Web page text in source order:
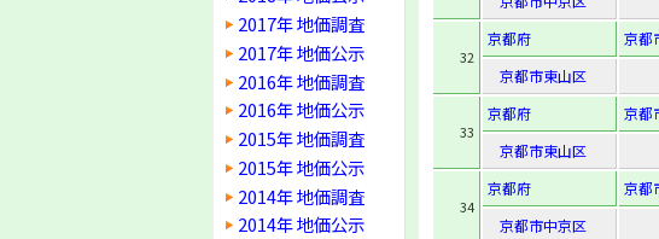
2017年 地価調査
2017年 地価公示
2016年 地価調査
2016年 地価公示
2015年 地価調査
2015年 地価公示
2014年 地価調査
2014年 地価公示
32
京都府
京都
京都市東山区
33
京都府
京都
京都市東山区
34
京都府
京都
京都市中京区